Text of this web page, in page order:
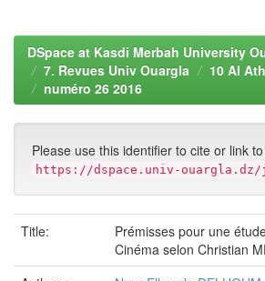
DSpace at Kasdi Merbah University
7. Revues Univ Ouargla
10 Al
numéro 26 2016
Please use this identifier to cite or link
https://dspace.univ-ouargla.dz/
Title:
Prémisses pour une
Cinéma selon Christian